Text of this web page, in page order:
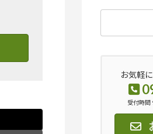
お気軽
受付時間